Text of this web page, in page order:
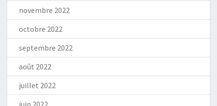
novembre 2022
octobre 2022
septembre 2022
août 2022
juillet 2022
juin 2022